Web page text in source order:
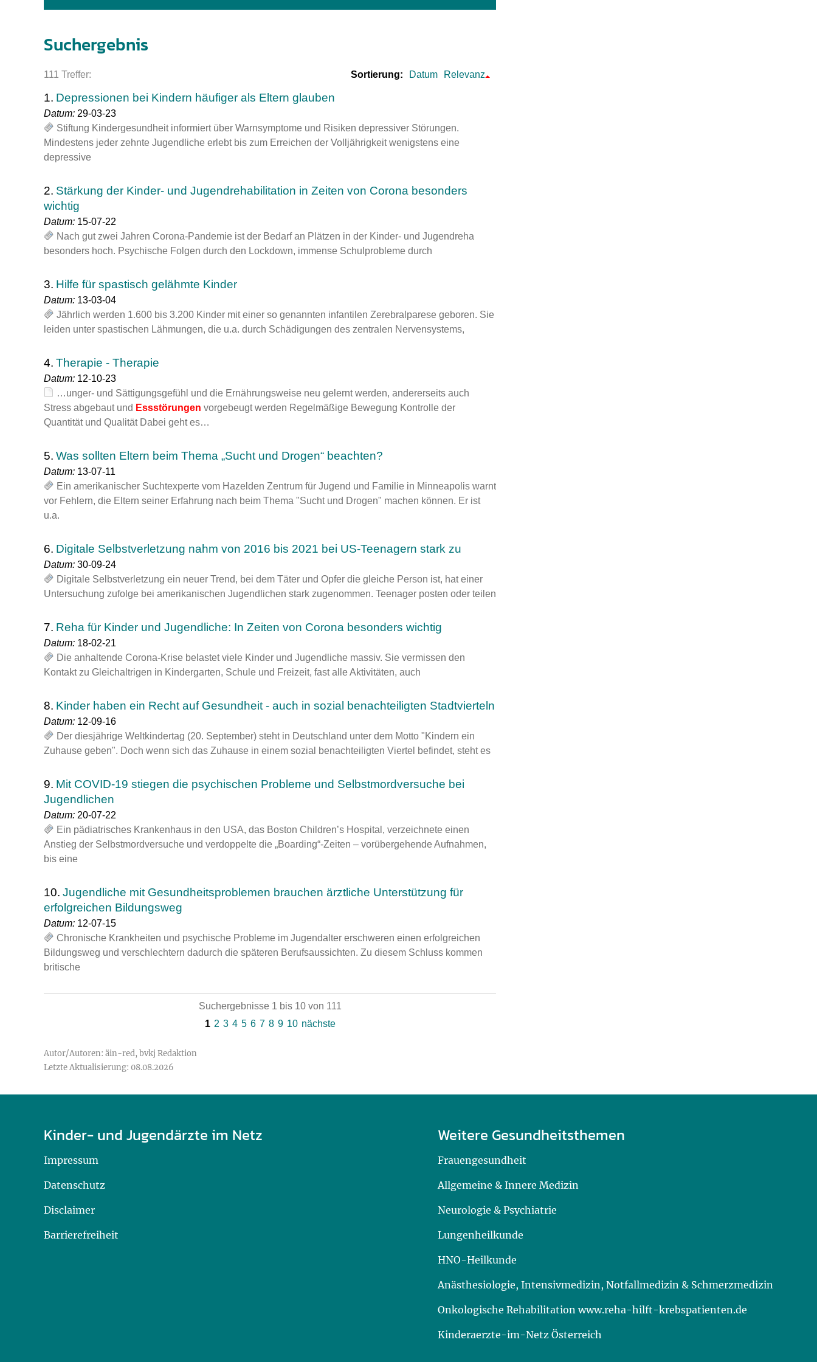
Impfsicherheit
Notdienste
Empfehlungen zum Bildschirmmediengebrauch
Broschüren und Informationsflyer
Suchergebnis
111 Treffer: Sortierung: Datum Relevanz
1. Depressionen bei Kindern häufiger als Eltern glauben
Datum: 29-03-23
Stiftung Kindergesundheit informiert über Warnsymptome und Risiken depressiver Störungen.
Mindestens jeder zehnte Jugendliche erlebt bis zum Erreichen der Volljährigkeit wenigstens eine
depressive
2. Stärkung der Kinder- und Jugendrehabilitation in Zeiten von Corona besonders
wichtig
Datum: 15-07-22
Nach gut zwei Jahren Corona-Pandemie ist der Bedarf an Plätzen in der Kinder- und Jugend­reha
besonders hoch. Psychische Folgen durch den Lockdown, immense Schul­probleme durch
3. Hilfe für spastisch gelähmte Kinder
Datum: 13-03-04
Jährlich werden 1.600 bis 3.200 Kinder mit einer so genannten infantilen Zerebralparese geboren. Sie
leiden unter spastischen Lähmungen, die u.a. durch Schädigungen des zentralen Nervensystems,
4. Therapie - Therapie
Datum: 12-10-23
…unger- und Sättigungsgefühl und die Ernährungsweise neu gelernt werden, andererseits auch
Stress abgebaut und Essstörungen vorgebeugt werden Regelmäßige Bewegung Kontrolle der
Quantität und Qualität Dabei geht es…
5. Was sollten Eltern beim Thema „Sucht und Drogen“ beachten?
Datum: 13-07-11
Ein amerikanischer Suchtexperte vom Hazelden Zentrum für Jugend und Familie in Minneapolis warnt
vor Fehlern, die Eltern seiner Erfahrung nach beim Thema "Sucht und Drogen" machen können. Er ist
u.a.
6. Digitale Selbstverletzung nahm von 2016 bis 2021 bei US-Teenagern stark zu
Datum: 30-09-24
Digitale Selbstverletzung ein neuer Trend, bei dem Täter und Opfer die gleiche Person ist, hat einer
Untersuchung zufolge bei amerikanischen Jugendlichen stark zugenommen. Teenager posten oder teilen
7. Reha für Kinder und Jugendliche: In Zeiten von Corona besonders wichtig
Datum: 18-02-21
Die anhaltende Corona-Krise belastet viele Kinder und Jugendliche massiv. Sie vermissen den
Kontakt zu Gleichaltrigen in Kindergarten, Schule und Freizeit, fast alle Aktivitäten, auch
8. Kinder haben ein Recht auf Gesundheit - auch in sozial benachteiligten Stadtvierteln
Datum: 12-09-16
Der diesjährige Weltkindertag (20. September) steht in Deutschland unter dem Motto "Kindern ein
Zuhause geben". Doch wenn sich das Zuhause in einem sozial benachteiligten Viertel befindet, steht es
9. Mit COVID-19 stiegen die psychischen Probleme und Selbstmordversuche bei
Jugendlichen
Datum: 20-07-22
Ein pädiatrisches Krankenhaus in den USA, das Boston Children’s Hospital, verzeichnete einen
Anstieg der Selbstmordversuche und verdoppelte die „Boarding“-Zeiten – vorübergehende Aufnahmen,
bis eine
10. Jugendliche mit Gesundheitsproblemen brauchen ärztliche Unterstützung für
erfolgreichen Bildungsweg
Datum: 12-07-15
Chronische Krankheiten und psychische Probleme im Jugendalter erschweren einen erfolgreichen
Bildungsweg und verschlechtern dadurch die späteren Berufsaussichten. Zu diesem Schluss kommen
britische
Suchergebnisse 1 bis 10 von 111
1 2 3 4 5 6 7 8 9 10 nächste
Autor/Autoren: äin-red, bvkj Redaktion
Letzte Aktualisierung: 08.08.2026
Kinder- und Jugendärzte im Netz
Impressum
Datenschutz
Disclaimer
Barrierefreiheit
Weitere Gesundheitsthemen
Frauengesundheit
Allgemeine & Innere Medizin
Neurologie & Psychiatrie
Lungenheilkunde
HNO-Heilkunde
Anästhesiologie, Intensivmedizin, Notfallmedizin & Schmerzmedizin
Onkologische Rehabilitation www.reha-hilft-krebspatienten.de
Kinderaerzte-im-Netz Österreich